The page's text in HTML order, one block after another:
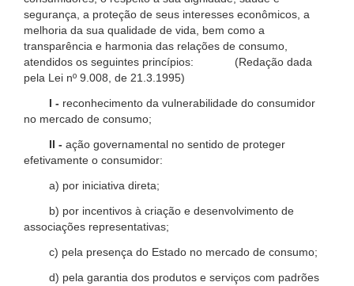
segurança, a proteção de seus interesses econômicos, a
melhoria da sua qualidade de vida, bem como a
transparência e harmonia das relações de consumo,
atendidos os seguintes princípios: (Redação dada
pela Lei nº 9.008, de 21.3.1995)
I - reconhecimento da vulnerabilidade do consumidor
no mercado de consumo;
II - ação governamental no sentido de proteger
efetivamente o consumidor:
a) por iniciativa direta;
b) por incentivos à criação e desenvolvimento de
associações representativas;
c) pela presença do Estado no mercado de consumo;
d) pela garantia dos produtos e serviços com padrões